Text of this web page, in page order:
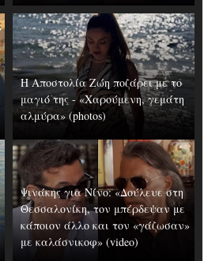
Η Αποστολία Ζώη ποζάρει με το
μαγιό της - «Χαρούμενη, γεμάτη
αλμύρα» (photos)
Ψινάκης για Νίνο: «Δούλευε στη
Θεσσαλονίκη, τον μπέρδεψαν με
κάποιον άλλο και τον «γάζωσαν»
με καλάσνικοφ» (video)